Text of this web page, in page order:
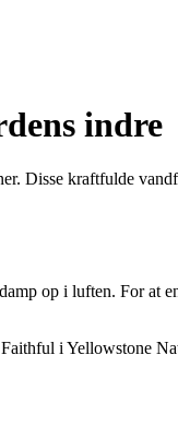
indre
Disse kraftfulde
op i luften. For at
i Yellowstone